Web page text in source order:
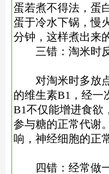
蛋若煮不得法，蛋
蛋于冷水下锅，慢
分钟，这样煮出来
三错：淘米时反
对淘米时多放点
的维生素B1，经一
B1不仅能增进食欲
参与糖的正常代谢
响，神经细胞的正
四错：经常做一